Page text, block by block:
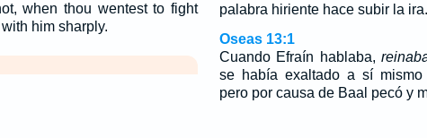
when thou wentest to fight
him sharply.
palabra hiriente hace subir la ira.
Oseas 13:1
Cuando Efraín hablaba,
se había exaltado a sí mismo
pero por causa de Baal pecó y